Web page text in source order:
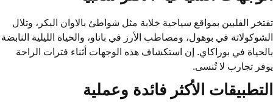
تفتخر الفلبين بمواقع سياحية خلابة مثل شواطئ بالاوان البكر، وتلال
الشوكولاتة في بوهول، ومصاطب الأرز في باناو، والحياة الليلية النابضة
بالحياة في بوراكاي. إن استكشاف هذه الوجهات أثناء فترات الراحة
يوفر تجارب لا تُنسى.
التطبيقات الأكثر فائدة وعملية